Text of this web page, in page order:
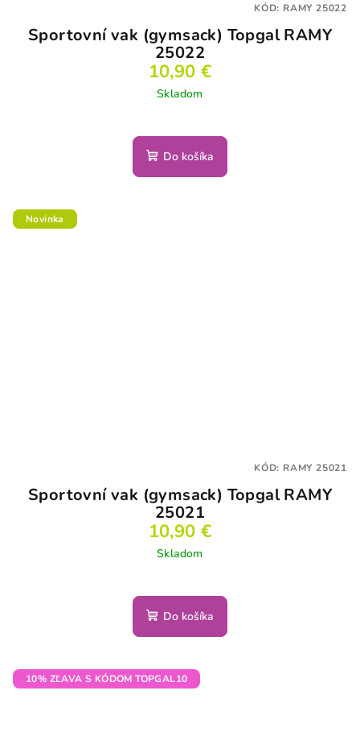
Sportovní vak (gymsack) Topgal RAMY
25022
10,90 €
Skladom
Do košíka
KÓD: RAMY 25022
Novinka
Sportovní vak (gymsack) Topgal RAMY
25021
10,90 €
Skladom
Do košíka
KÓD: RAMY 25021
10% ZĽAVA S KÓDOM TOPGAL10